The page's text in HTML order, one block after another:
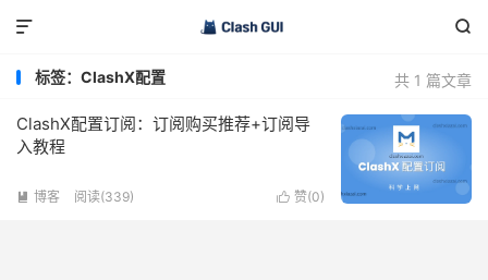


共 1 篇文章
标签：ClashX配置
ClashX配置订阅：订阅购买推荐+订阅导
入教程
 赞(0)
 博客 阅读(339)